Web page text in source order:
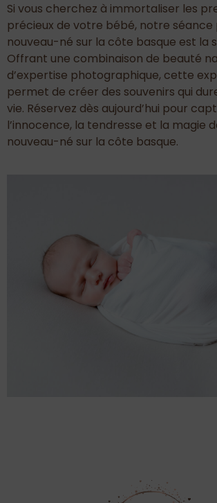
Si vous cherchez à immortaliser les
précieux de votre bébé, notre séance
nouveau-né sur la côte basque est la
Offrant une combinaison de beauté
d’expertise photographique, cette
permet de créer des souvenirs qui
vie. Réservez dès aujourd’hui pour
l’innocence, la tendresse et la magie
nouveau-né sur la côte basque.